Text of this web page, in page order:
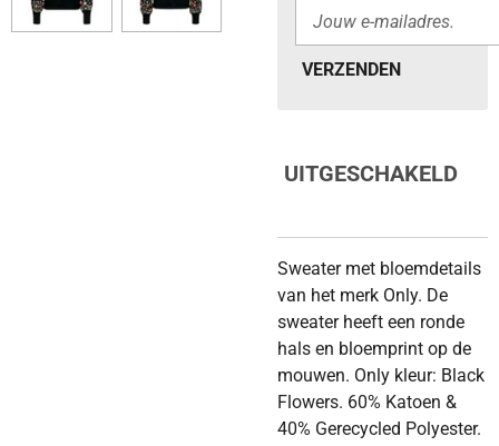
VERZENDEN
UITGESCHAKELD
Sweater met bloemdetails
van het merk Only. De
sweater heeft een ronde
hals en bloemprint op de
mouwen. Only kleur: Black
Flowers. 60% Katoen &
40% Gerecycled Polyester.